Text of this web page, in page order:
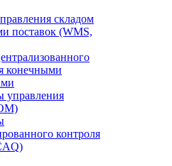
складом
поставок (WMS,
конечными
управления
контроля